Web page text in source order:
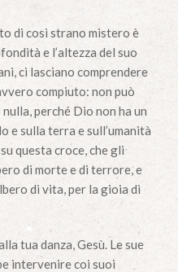
di così strano mistero è
e l’altezza del suo
ci lasciano comprendere
compiuto: non può
perché Dio non ha un
e sulla terra e sull’umanità
questa croce, che gli
di morte e di terrore, e
di vita, per la gioia di
tua danza, Gesù. Le sue
intervenire coi suoi